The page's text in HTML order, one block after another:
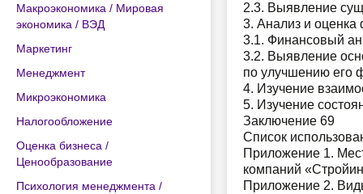
Макроэкономика / Мировая
экономика / ВЭД
Маркетинг
Менеджмент
Микроэкономика
Налогообложение
Оценка бизнеса /
Ценообразование
Психология менеджмента /
2.3. Выявление
3. Анализ и оценка
3.1. Финансовый
3.2. Выявление
по улучшению его
4. Изучение
5. Изучение
Заключение 69
Список
Приложение 1.
компаний
Приложение 2.